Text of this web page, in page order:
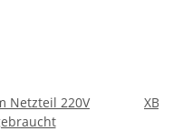
Netzteil 220V